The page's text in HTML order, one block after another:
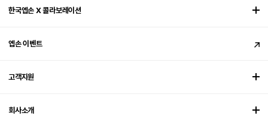
한국엡손 X 콜라보레이션
엡손 이벤트
고객지원
회사소개